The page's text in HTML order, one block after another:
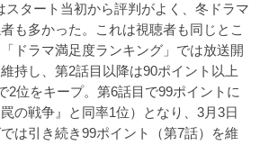
スタート当初から評判がよく、冬ドラマ
も多かった。これは視聴者も同じとこ
ドラマ満足度ランキング」では放送開
持し、第2話目以降は90ポイント以上
2位をキープ。第6話目で99ポイントに
の戦争』と同率1位）となり、3月3日
は引き続き99ポイント（第7話）を維